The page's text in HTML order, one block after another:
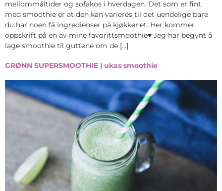
mellommåltider og sofakos i hverdagen. Det som er fint
med smoothie er at den kan varieres til det uendelige bare
du har noen få ingredienser på kjøkkenet. Her kommer
oppskrift på en av mine favorittsmoothie♥ Jeg har begynt å
lage smoothie til guttene om de […]
GRØNN SUPERSMOOTHIE | ukas smoothie